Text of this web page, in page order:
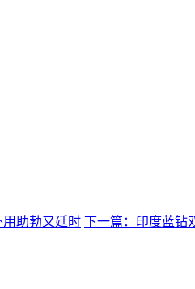
用助勃又延时 下一篇：印度蓝钻